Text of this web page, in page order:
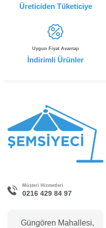
Üreticiden Tüketiciye
Uygun Fiyat Avantajı
İndirimli Ürünler
Müşteri Hizmetleri
0216 429 84 97
Güngören Mahallesi,